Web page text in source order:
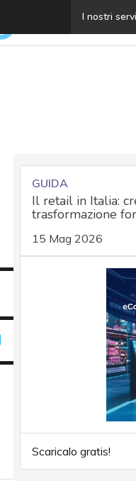
I nostri
Prompt injection,
GUIDA
Il retail in Italia:
trasformazione
15 Mag 2026
Scaricalo gratis!